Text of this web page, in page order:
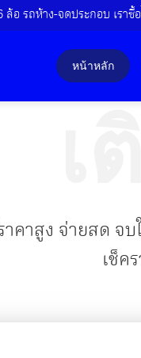
อ รถห้าง-จดประกอบ เราซื้
หน้าหลัก
คาสูง จ่ายสด จ
เช็ค